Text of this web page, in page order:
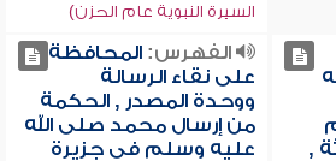
السيرة النبوية عام الحزن)
,
الفهرس:المحافظة
على نقاء الرسالة
ووحدة المصدر , الحكمة
من إرسال محمد صلى الله
عليه وسلم في جزيرة